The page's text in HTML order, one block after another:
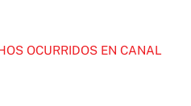
OCURRIDOS EN CANAL